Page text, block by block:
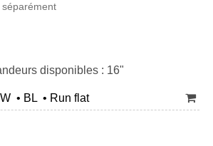
disponibles : 16"
• BL • Run flat